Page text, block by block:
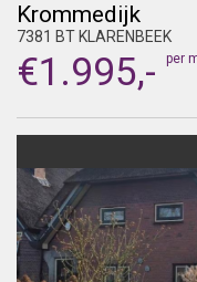
Krommedijk
7381 BT KLARENBEEK
€1.995,- per